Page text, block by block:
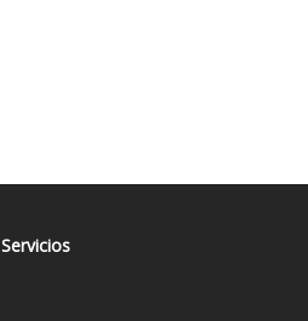
Servicios